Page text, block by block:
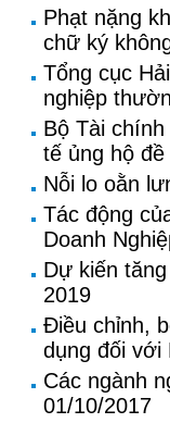
Phạt nặng
chữ ký
Tổng cục
nghiệp
Bộ Tài
tế ủng hộ
Nỗi lo oằn
Tác động
Doanh
Dự kiến
2019
Điều chỉnh,
dụng đối với
Các ngành
01/10/2017